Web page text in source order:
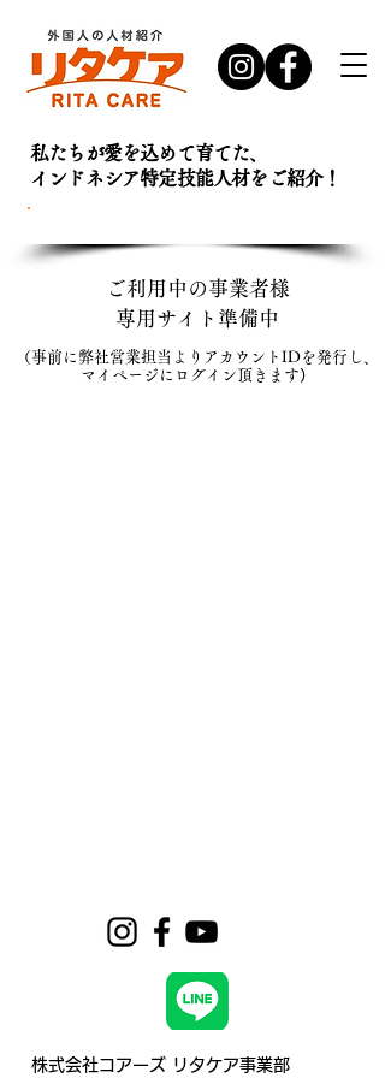
私たちが愛を込めて育てた、
インドネシア特定技能人材を ご紹介！
ご利用中の事業者様
専用サイト準備中​
（事前に弊社営業担当よりアカウントIDを発行し、
マイページにログイン頂きます）
株式会社コアーズ リタケア事業部